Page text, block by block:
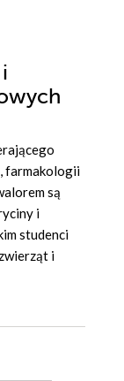
farmakologii
są
i
studenci
i